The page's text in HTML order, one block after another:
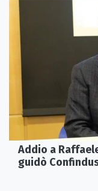
Addio a
guidò